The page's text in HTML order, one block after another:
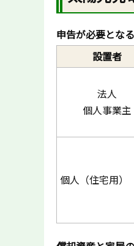
申告が必要とな
設置者
法人
個人事業主
個人（住宅用）